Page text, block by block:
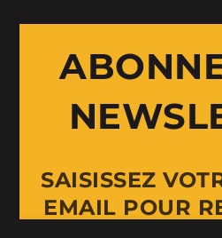
SAISISSEZ
EMAIL POUR